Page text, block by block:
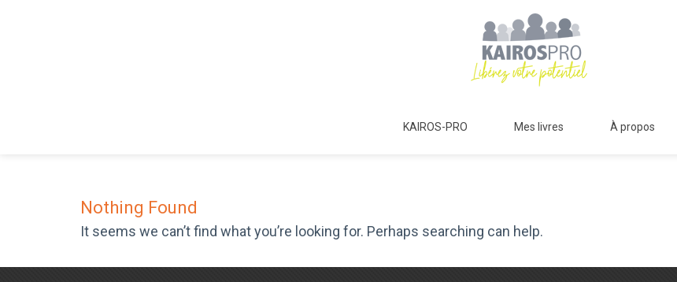
KAIROS-PRO Mes livres À propos
Nothing Found
It seems we can’t find what you’re looking for. Perhaps searching can help.